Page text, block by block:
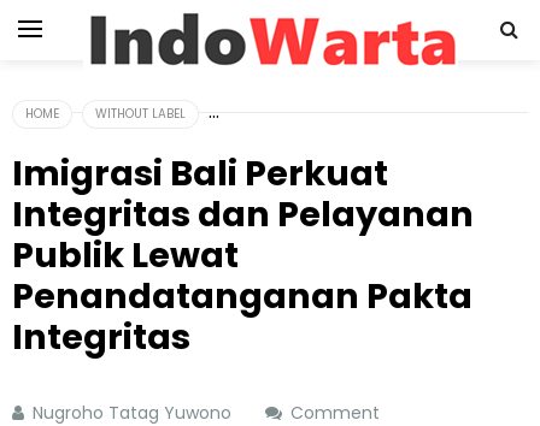
HOME WITHOUT LABEL
Imigrasi Bali Perkuat
Integritas dan Pelayanan
Publik Lewat
Penandatanganan Pakta
Integritas
Nugroho Tatag Yuwono Comment